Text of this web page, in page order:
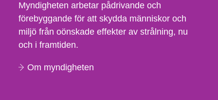
Myndigheten arbetar pådrivande och
förebyggande för att skydda människor och
miljö från oönskade effekter av strålning, nu
och i framtiden.
Om myndigheten